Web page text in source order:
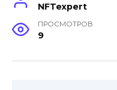
NFTexpert
ПРОСМОТРОВ
9